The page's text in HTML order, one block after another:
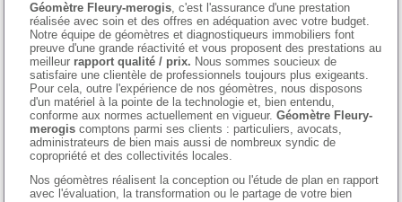
Géomètre Fleury-merogis, c'est l'assurance d'une prestation
réalisée avec soin et des offres en adéquation avec votre budget.
Notre équipe de géomètres et diagnostiqueurs immobiliers font
preuve d'une grande réactivité et vous proposent des prestations au
meilleur rapport qualité / prix. Nous sommes soucieux de
satisfaire une clientèle de professionnels toujours plus exigeants.
Pour cela, outre l'expérience de nos géomètres, nous disposons
d'un matériel à la pointe de la technologie et, bien entendu,
conforme aux normes actuellement en vigueur.Géomètre Fleury-
merogis comptons parmi ses clients : particuliers, avocats,
administrateurs de bien mais aussi de nombreux syndic de
copropriété et des collectivités locales.
Nos géomètres réalisent la conception ou l'étude de plan en rapport
avec l'évaluation, la transformation ou le partage de votre bien